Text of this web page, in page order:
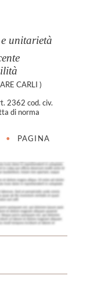
unitarietà
CARLI )
2362 cod. civ.
di norma
•
PAGINA